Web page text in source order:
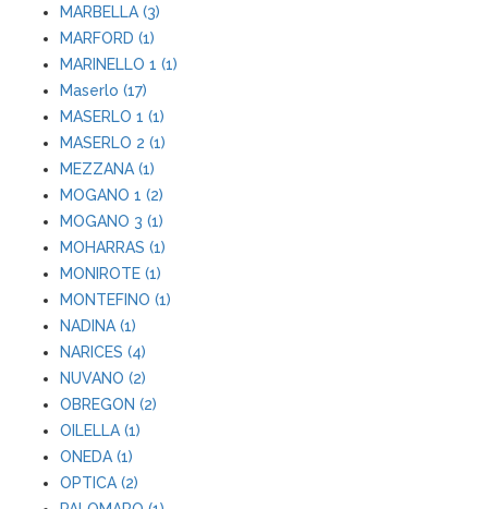
MARBELLA (3)
MARFORD (1)
MARINELLO 1 (1)
Maserlo (17)
MASERLO 1 (1)
MASERLO 2 (1)
MEZZANA (1)
MOGANO 1 (2)
MOGANO 3 (1)
MOHARRAS (1)
MONIROTE (1)
MONTEFINO (1)
NADINA (1)
NARICES (4)
NUVANO (2)
OBREGON (2)
OILELLA (1)
ONEDA (1)
OPTICA (2)